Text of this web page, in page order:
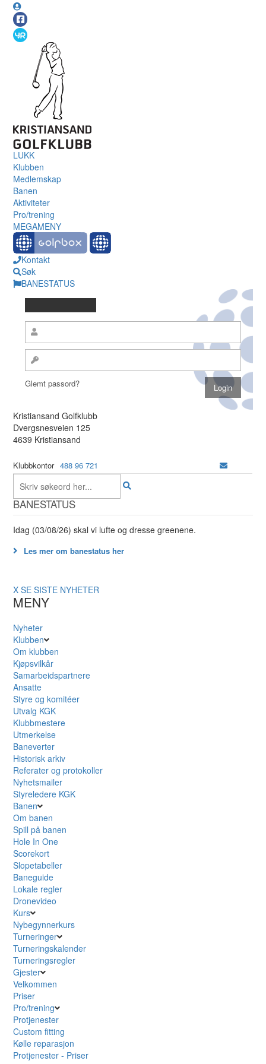
LUKK
Klubben
Medlemskap
Banen
Aktiviteter
Pro/trening
MEGAMENY
Kontakt
Søk
BANESTATUS
Glemt passord?
Kristiansand Golfklubb
Dvergsnesveien 125
4639 Kristiansand
Klubbkontor 488 96 721
BANESTATUS
Idag (03/08/26) skal vi lufte og dresse greenene.
Les mer om banestatus her
X SE SISTE NYHETER
MENY
Nyheter
Klubben
Om klubben
Kjøpsvilkår
Samarbeidspartnere
Ansatte
Styre og komitéer
Utvalg KGK
Klubbmestere
Utmerkelse
Baneverter
Historisk arkiv
Referater og protokoller
Nyhetsmailer
Styreledere KGK
Banen
Om banen
Spill på banen
Hole In One
Scorekort
Slopetabeller
Baneguide
Lokale regler
Dronevideo
Kurs
Nybegynnerkurs
Turneringer
Turneringskalender
Turneringsregler
Gjester
Velkommen
Priser
Pro/trening
Protjenester
Custom fitting
Kølle reparasjon
Protjenester - Priser